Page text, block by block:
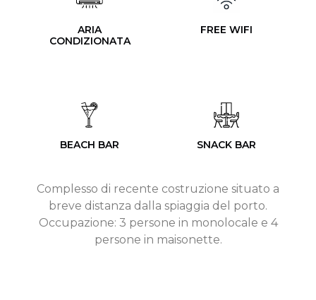
ARIA
CONDIZIONATA
FREE WIFI
BEACH BAR SNACK BAR
Complesso di recente costruzione situato a
breve distanza dalla spiaggia del porto.
Occupazione: 3 persone in monolocale e 4
persone in maisonette.